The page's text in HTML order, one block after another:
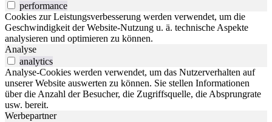
performance
Cookies zur Leistungsverbesserung werden verwendet, um die
Geschwindigkeit der Website-Nutzung u. ä. technische Aspekte
analysieren und optimieren zu können.
Analyse
analytics
Analyse-Cookies werden verwendet, um das Nutzerverhalten auf
unserer Website auswerten zu können. Sie stellen Informationen
über die Anzahl der Besucher, die Zugriffsquelle, die Absprungrate
usw. bereit.
Werbepartner